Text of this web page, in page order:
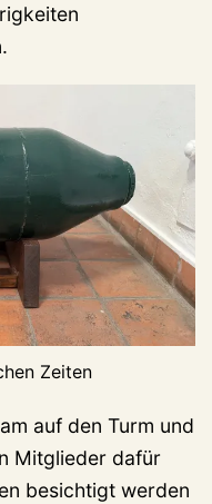
Zeiten
auf den Turm und
Mitglieder dafür
besichtigt werden